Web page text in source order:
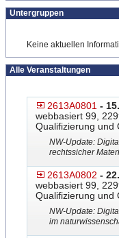
Untergruppen
Keine aktuellen
Alle Veranstaltungen
2613A0801 -
webbasiert 99,
Qualifizierung und
NW-Update:
rechtssicher
2613A0802 -
webbasiert 99,
Qualifizierung und
NW-Update:
im